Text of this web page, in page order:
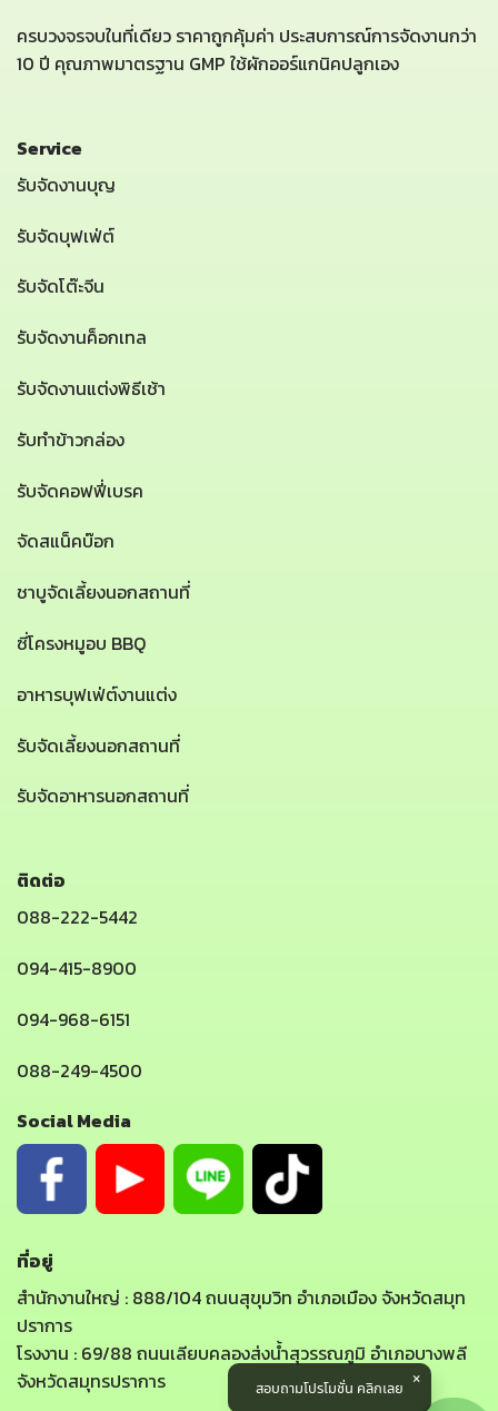
ครบวงจรจบในที่เดียว ราคาถูกคุ้มค่า ประสบการณ์การจัดงานกว่า
10 ปี คุณภาพมาตรฐาน GMP ใช้ผักออร์แกนิคปลูกเอง
Service
รับจัดงานบุญ
รับจัดบุฟเฟ่ต์
รับจัดโต๊ะจีน
รับจัดงานค็อกเทล
รับจัดงานแต่งพิธีเช้า
รับทำข้าวกล่อง
รับจัดคอฟฟี่เบรค
จัดสแน็คบ๊อก
ชาบูจัดเลี้ยงนอกสถานที่
ซี่โครงหมูอบ BBQ
อาหารบุฟเฟ่ต์งานแต่ง
รับจัดเลี้ยงนอกสถานที่
รับจัดอาหารนอกสถานที่
ติดต่อ
088-222-5442
094-415-8900
094-968-6151
088-249-4500
Social Media
ที่อยู่
สำนักงานใหญ่ : 888/104 ถนนสุขุมวิท อำเภอเมือง จังหวัดสมุท
ปราการ
โรงงาน : 69/88 ถนนเลียบคลองส่งน้ำสุวรรณภูมิ อำเภอบางพลี
จังหวัดสมุทรปราการ
สอบถามโปรโมชั่น คลิกเลย